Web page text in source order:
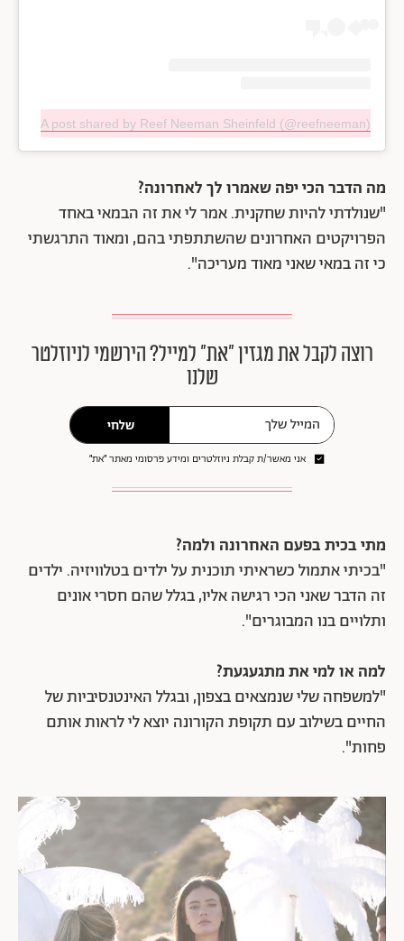
A post shared by Reef Neeman Sheinfeld (@reefneeman)
מה הדבר הכי יפה שאמרו לך לאחרונה?
"שנולדתי להיות שחקנית. אמר לי את זה הבמאי באחד
הפרויקטים האחרונים שהשתתפתי בהם, ומאוד התרגשתי
כי זה במאי שאני מאוד מעריכה".
רוצה לקבל את מגזין ״את״ למייל? הירשמי לניוזלטר
שלנו
שלחי
אני מאשר/ת קבלת ניוזלטרים ומידע פרסומי מאתר ״את״
מתי בכית בפעם האחרונה ולמה?
"בכיתי אתמול כשראיתי תוכנית על ילדים בטלוויזיה. ילדים
זה הדבר שאני הכי רגישה אליו, בגלל שהם חסרי אונים
ותלויים בנו המבוגרים".
למה או למי את מתגעגעת?
"למשפחה שלי שנמצאים בצפון, ובגלל האינטנסיביות של
החיים בשילוב עם תקופת הקורונה יוצא לי לראות אותם
פחות".